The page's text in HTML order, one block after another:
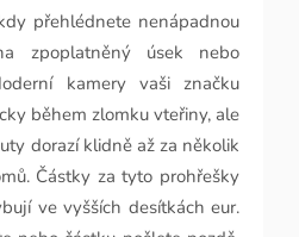
přehlédnete nenápadnou
zpoplatněný úsek nebo
kamery vaši značku
během zlomku vteřiny, ale
dorazí klidně až za několik
Částky za tyto prohřešky
ve vyšších desítkách eur.